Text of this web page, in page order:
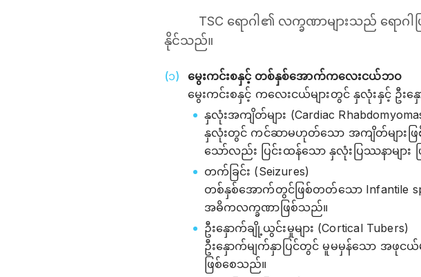
TSC ရောဂါ၏ လက္ခဏာများသည် ရောဂ
နိုင်သည်။
မွေးကင်းစနှင့် တစ်နှစ်အောက်ကလေးငယ်ဘဝ
မွေးကင်းစနှင့် ကလေးငယ်များတွင် နှလုံးနှင့် ဦ
နှလုံးအကျိတ်များ (Cardiac
နှလုံးတွင် ကင်ဆာမဟုတ်သော အကျိတ်များဖ
သော်လည်း ပြင်းထန်သော နှလုံးပြဿနာများ
တက်ခြင်း (Seizures)
တစ်နှစ်အောက်တွင်ဖြစ်တတ်သော Infantile
အဓိကလက္ခဏာဖြစ်သည်။
ဦးနှောက်ချို့ယွင်းမှုများ (Cortical Tubers)
ဦးနှောက်မျက်နှာပြင်တွင် မူမမှန်သော အဖုငယ်မ
ဖြစ်စေသည်။